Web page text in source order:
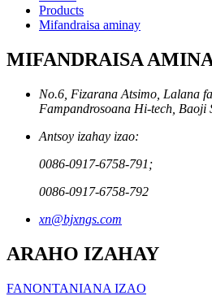
Products
Mifandraisa aminay
MIFANDRAISA
No.6, Fizarana Atsimo, Lalana
Fampandrosoana Hi-tech, Baoji
Antsoy izahay izao:
0086-0917-6758-791;
0086-0917-6758-792
xn@bjxngs.com
ARAHO IZAHAY
FANONTANIANA IZAO